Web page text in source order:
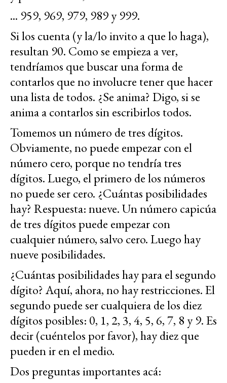
... 959, 969, 979, 989 y 999.
Si los cuenta (y la/lo invito a que lo haga),
resultan 90. Como se empieza a ver,
tendríamos que buscar una forma de
contarlos que no involucre tener que hacer
una lista de todos. ¿Se anima? Digo, si se
anima a contarlos sin escribirlos todos.
Tomemos un número de tres dígitos.
Obviamente, no puede empezar con el
número cero, porque no tendría tres
dígitos. Luego, el primero de los números
no puede ser cero. ¿Cuántas posibilidades
hay? Respuesta: nueve. Un número capicúa
de tres dígitos puede empezar con
cualquier número, salvo cero. Luego hay
nueve posibilidades.
¿Cuántas posibilidades hay para el segundo
dígito? Aquí, ahora, no hay restricciones. El
segundo puede ser cualquiera de los diez
dígitos posibles: 0, 1, 2, 3, 4, 5, 6, 7, 8 y 9. Es
decir (cuéntelos por favor), hay diez que
pueden ir en el medio.
Dos preguntas importantes acá: